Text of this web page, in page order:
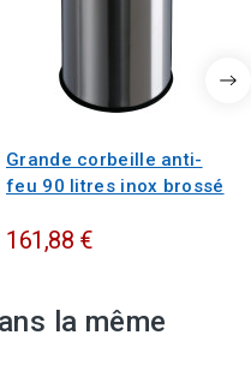
Grande corbeille anti-
feu 90 litres inox brossé
161,88 €
la même